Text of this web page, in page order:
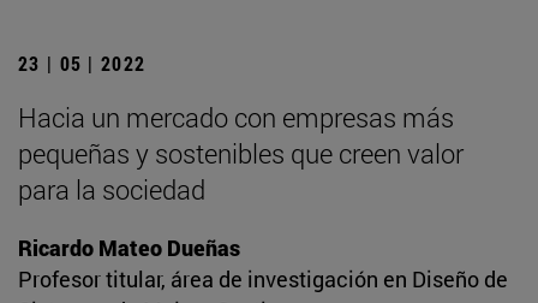
23 | 05 | 2022
Hacia un mercado con empresas más
pequeñas y sostenibles que creen valor
para la sociedad
Ricardo Mateo Dueñas
Profesor titular, área de investigación en Diseño de